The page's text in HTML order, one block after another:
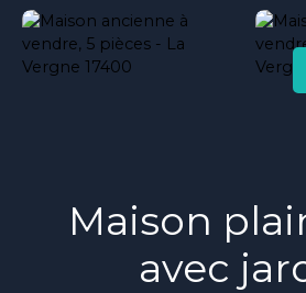
Estimation
Maison
avec